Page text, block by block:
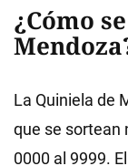
¿Cómo
La Quiniela de
que se sortean
0000 al 9999.